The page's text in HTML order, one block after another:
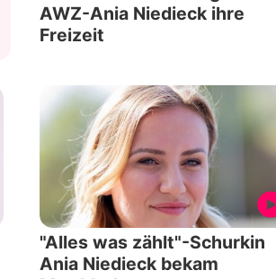
AWZ-Ania Niedieck ihre
Freizeit
"Alles was zählt"-Schurkin
Ania Niedieck bekam